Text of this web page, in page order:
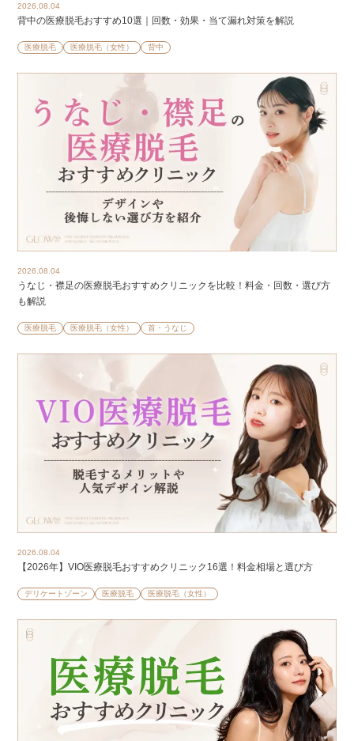
2026.08.04
背中の医療脱毛おすすめ10選｜回数・効果・当て漏れ対策を解説
医療脱毛 医療脱毛（女性） 背中
2026.08.04
うなじ・襟足の医療脱毛おすすめクリニックを比較！料金・回数・選び方
も解説
医療脱毛 医療脱毛（女性） 首・うなじ
2026.08.04
【2026年】VIO医療脱毛おすすめクリニック16選！料金相場と選び方
デリケートゾーン 医療脱毛 医療脱毛（女性）